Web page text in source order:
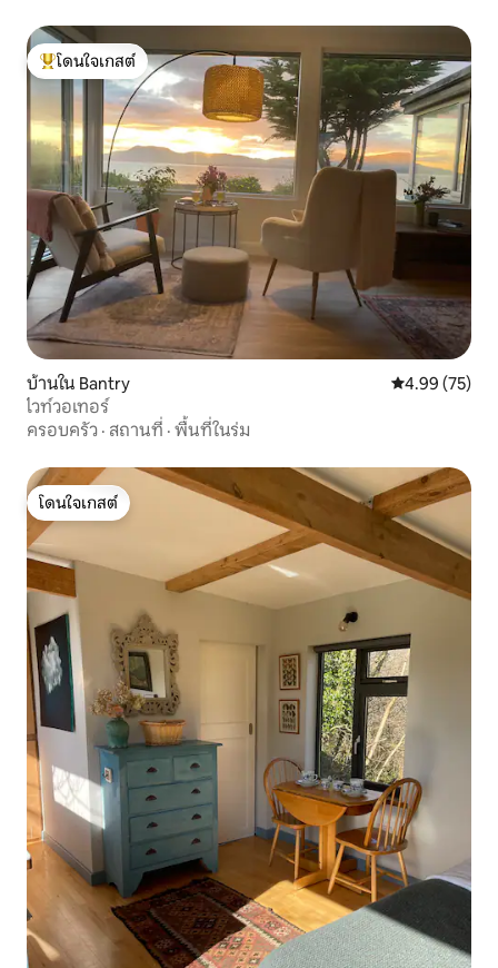
โดนใจเกสต์ที่สุด
โดนใจเกสต์
บ้านใน Bantry คะแนนเฉลี่ย
4.99 (75)
ไวท์วอเทอร์
ครอบครัว · สถานที่ · พื้นที่ในร่ม
โดนใจเกสต์
โดนใจเกสต์